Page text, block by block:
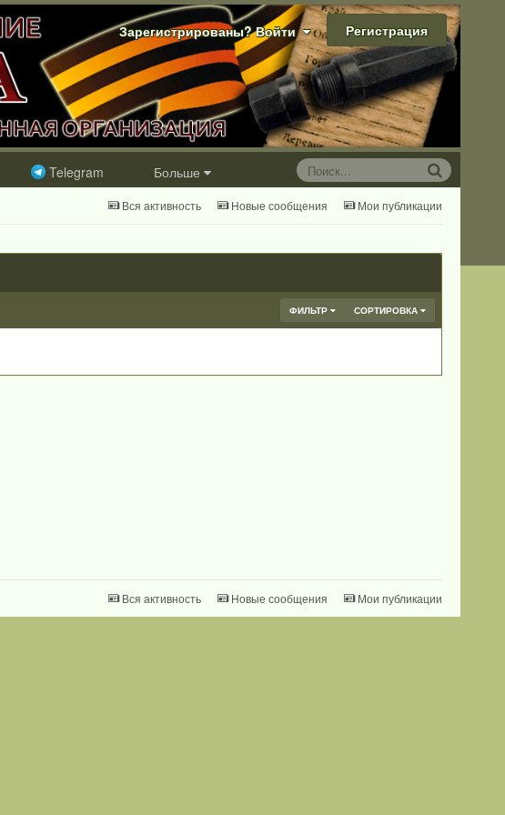
Зарегистрированы? Войти Регистрация
Telegram Больше
Вся активность Новые сообщения Мои публикации
СОРТИРОВКА
ФИЛЬТР
Вся активность Новые сообщения Мои публикации